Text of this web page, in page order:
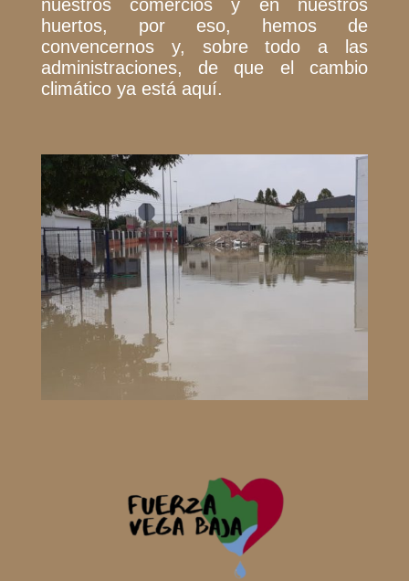
nuestros comercios y en nuestros
huertos, por eso, hemos de
convencernos y, sobre todo a las
administraciones, de que el cambio
climático ya está aquí.